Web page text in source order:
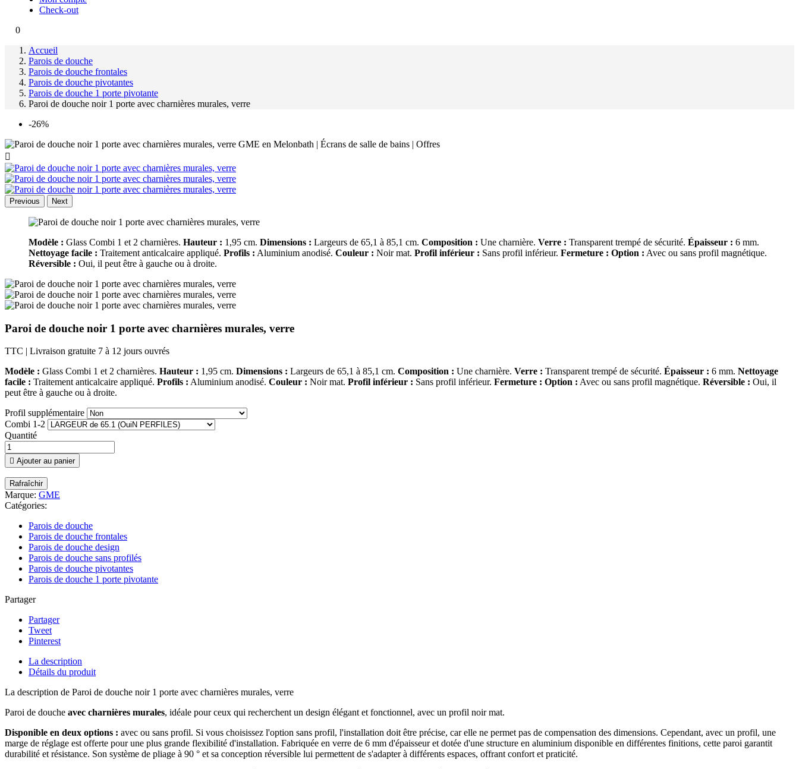
Check-out
0
Accueil
Parois de douche
Parois de douche frontales
Parois de douche pivotantes
Parois de douche 1 porte pivotante
Paroi de douche noir 1 porte avec charnières murales, verre
-26%

Previous Next
Modèle : Glass Combi 1 et 2 charnières. Hauteur : 1,95 cm. Dimensions : Largeurs de 65,1 à 85,1 cm. Composition : Une charnière. Verre : Transparent trempé de sécurité. Épaisseur : 6 mm.
Nettoyage facile : Traitement anticalcaire appliqué. Profils : Aluminium anodisé. Couleur : Noir mat. Profil inférieur : Sans profil inférieur. Fermeture : Option : Avec ou sans profil magnétique.
Réversible : Oui, il peut être à gauche ou à droite.
Paroi de douche noir 1 porte avec charnières murales, verre
TTC | Livraison gratuite 7 à 12 jours ouvrés
Modèle : Glass Combi 1 et 2 charnières. Hauteur : 1,95 cm. Dimensions : Largeurs de 65,1 à 85,1 cm. Composition : Une charnière. Verre : Transparent trempé de sécurité. Épaisseur : 6 mm. Nettoyage
facile : Traitement anticalcaire appliqué. Profils : Aluminium anodisé. Couleur : Noir mat. Profil inférieur : Sans profil inférieur. Fermeture : Option : Avec ou sans profil magnétique. Réversible : Oui, il
peut être à gauche ou à droite.
Profil supplémentaire
Combi 1-2
Quantité
 Ajouter au panier
Marque: GME
Catégories:
Parois de douche
Parois de douche frontales
Parois de douche design
Parois de douche sans profilés
Parois de douche pivotantes
Parois de douche 1 porte pivotante
Partager
Partager
Tweet
Pinterest
La description
Détails du produit
La description de Paroi de douche noir 1 porte avec charnières murales, verre
Paroi de douche avec charnières murales, idéale pour ceux qui recherchent un design élégant et fonctionnel, avec un profil noir mat.
Disponible en deux options : avec ou sans profil. Si vous choisissez l'option sans profil, l'installation doit être précise, car elle ne permet pas de compensation des dimensions. Cependant, avec un profil, une
marge de réglage est offerte pour une plus grande flexibilité d'installation. Fabriquée en verre de 6 mm d'épaisseur et dotée d'une structure en aluminium disponible en différentes finitions, cette paroi garantit
durabilité et résistance. Son système de pliage à 90 ° et sa conception réversible lui permettent de s'adapter à différents espaces, offrant confort et praticité.